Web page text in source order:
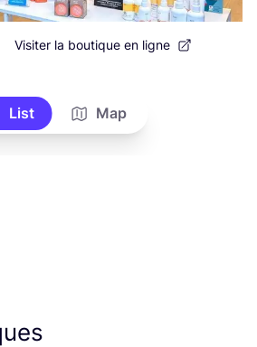
Visiter la boutique en ligne
List Map